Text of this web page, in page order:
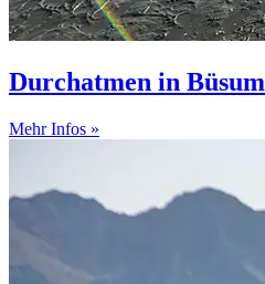
Durchatmen in Büsum
Mehr Infos »